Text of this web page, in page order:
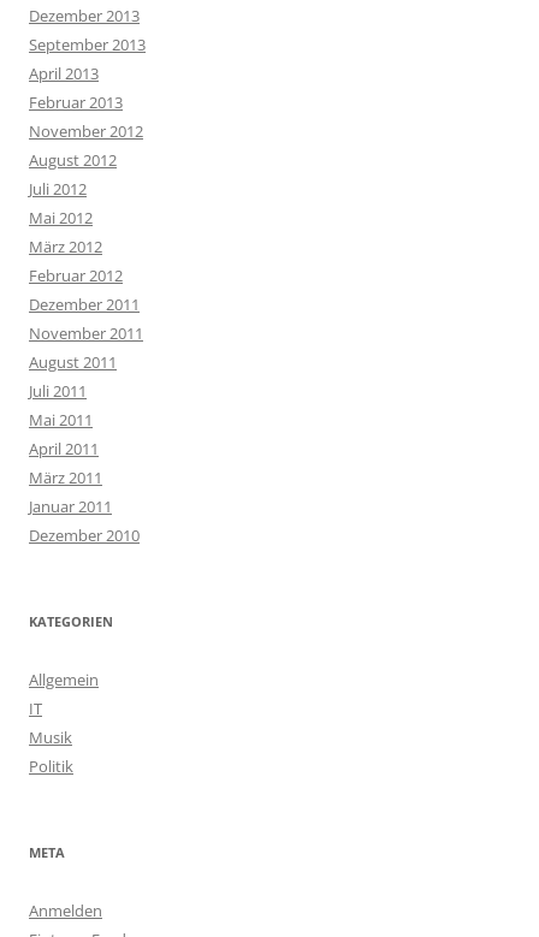
Dezember 2013
September 2013
April 2013
Februar 2013
November 2012
August 2012
Juli 2012
Mai 2012
März 2012
Februar 2012
Dezember 2011
November 2011
August 2011
Juli 2011
Mai 2011
April 2011
März 2011
Januar 2011
Dezember 2010
KATEGORIEN
Allgemein
IT
Musik
Politik
META
Anmelden